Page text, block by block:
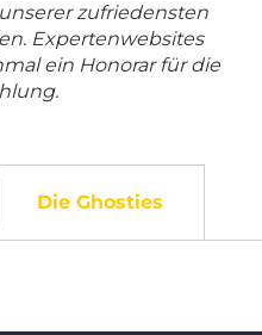
zufriedensten
Expertenwebsites
ein Honorar für die
Die Ghosties